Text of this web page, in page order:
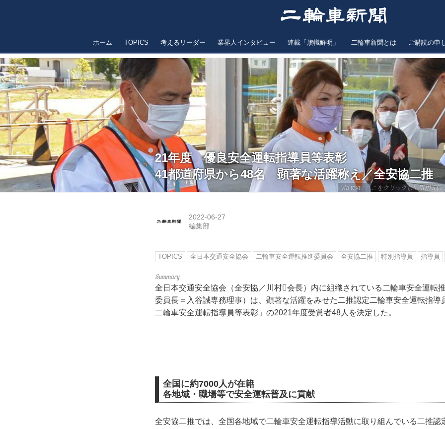
ホーム TOPICS 考えるリーダー 業界人インタビュー 連載「旗幟鮮明」 二輪車新聞とは ご購読の申
via text - ここをクリックして引用元(
21年度 優良安全運転指導員等表彰
41都道府県から48名 顕著な活躍称え／全安協二推
2022-06-27
編集部
TOPICS 全日本交通安全協会 二輪車安全運転推進委員会 全安協二推 特別指導員 指導員
全日本交通安全協会（全安協／川村会長）内に組織されている二輪車安全運転
委員長＝入谷誠専務理事）は、顕著な活躍をみせた二推認定二輪車安全運転指導
二輪車安全運転指導員等表彰」の2021年度受賞者48人を決定した。
全国に約7000人が在籍
各地域・職場等で安全運転普及に貢献
全安協二推では、全国各地域で二輪車安全運転指導活動に取り組んでいる二推認